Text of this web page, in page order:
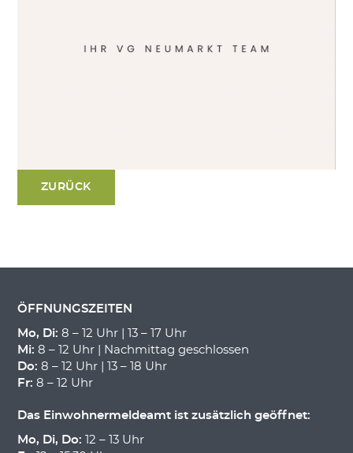
ZURÜCK
ÖFFNUNGSZEITEN
Mo, Di: 8 – 12 Uhr | 13 – 17 Uhr
Mi: 8 – 12 Uhr | Nachmittag geschlossen
Do: 8 – 12 Uhr | 13 – 18 Uhr
Fr: 8 – 12 Uhr
Das Einwohnermeldeamt ist zusätzlich geöffnet:
Mo, Di, Do: 12 – 13 Uhr